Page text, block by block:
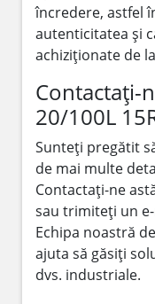
încredere, astfel
autenticitatea și
achiziționate de
Contactați-
20/100L
Sunteți pregătit
de mai multe
Contactați-ne
sau trimiteți un
Echipa noastră
ajuta să găsiți
dvs. industriale.